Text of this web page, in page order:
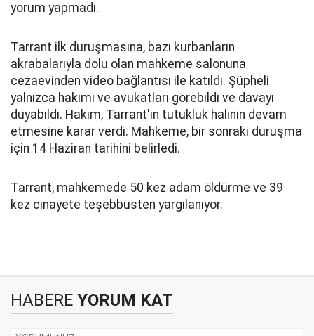
yorum yapmadı.
Tarrant ilk duruşmasına, bazı kurbanların
akrabalarıyla dolu olan mahkeme salonuna
cezaevinden video bağlantısı ile katıldı. Şüpheli
yalnızca hakimi ve avukatları görebildi ve davayı
duyabildi. Hakim, Tarrant'ın tutukluk halinin devam
etmesine karar verdi. Mahkeme, bir sonraki duruşma
için 14 Haziran tarihini belirledi.
Tarrant, mahkemede 50 kez adam öldürme ve 39
kez cinayete teşebbüsten yargılanıyor.
HABERE YORUM KAT